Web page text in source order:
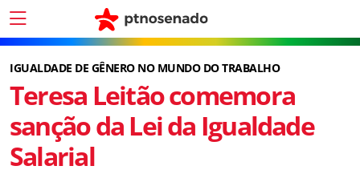
IGUALDADE DE GÊNERO NO MUNDO DO TRABALHO
Teresa Leitão comemora
sanção da Lei da Igualdade
Salarial